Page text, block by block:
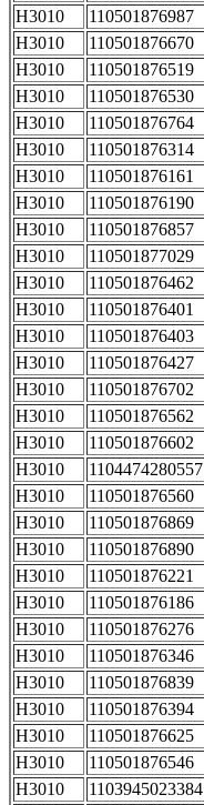
H3010
110501876987
H3010
110501876670
H3010
110501876519
H3010
110501876530
H3010
110501876764
H3010
110501876314
H3010
110501876161
H3010
110501876190
H3010
110501876857
H3010
110501877029
H3010
110501876462
H3010
110501876401
H3010
110501876403
H3010
110501876427
H3010
110501876702
H3010
110501876562
H3010
110501876602
H3010
1104474280557
H3010
110501876560
H3010
110501876869
H3010
110501876890
H3010
110501876221
H3010
110501876186
H3010
110501876276
H3010
110501876346
H3010
110501876839
H3010
110501876394
H3010
110501876625
H3010
110501876546
H3010
1103945023384